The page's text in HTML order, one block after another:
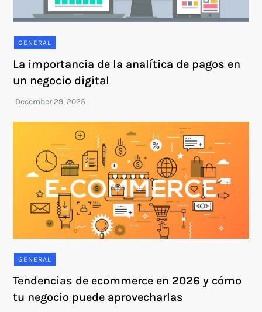
GENERAL
La importancia de la analítica de pagos en
un negocio digital
GENERAL
Tendencias de ecommerce en 2026 y cómo
tu negocio puede aprovecharlas